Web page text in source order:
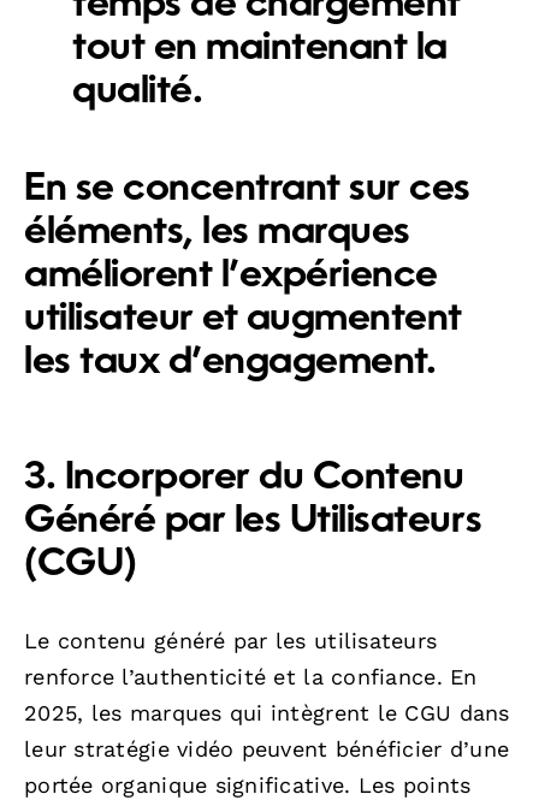
tout en maintenant la
qualité.
En se concentrant sur ces
éléments, les marques
améliorent l’expérience
utilisateur et augmentent
les taux d’engagement.
3. Incorporer du Contenu
Généré par les Utilisateurs
(CGU)
Le contenu généré par les utilisateurs
renforce l’authenticité et la confiance. En
2025, les marques qui intègrent le CGU dans
leur stratégie vidéo peuvent bénéficier d’une
portée organique significative. Les points